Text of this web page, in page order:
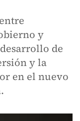
y
de
y la
en el nuevo